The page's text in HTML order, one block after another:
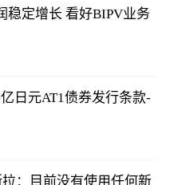
稳定增长 看好BIPV业务
日元AT1债券发行条款-
：目前没有使用任何新